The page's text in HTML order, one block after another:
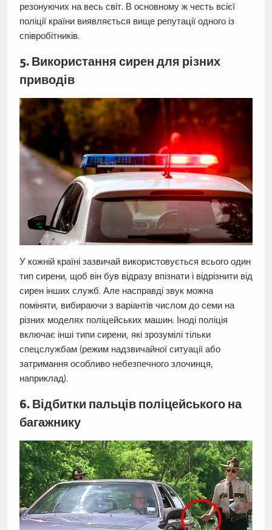
резонуючих на весь світ. В основному ж честь всієї
поліції країни виявляється вище репутації одного із
співробітників.
5. Використання сирен для різних
приводів
У кожній країні зазвичай використовується всього один
тип сирени, щоб він був відразу впізнати і відрізнити від
сирен інших служб. Але насправді звук можна
поміняти, вибираючи з варіантів числом до семи на
різних моделях поліцейських машин. Іноді поліція
включає інші типи сирени, які зрозумілі тільки
спецслужбам (режим надзвичайної ситуації або
затримання особливо небезпечного злочинця,
наприклад).
6. Відбитки пальців поліцейського на
багажнику